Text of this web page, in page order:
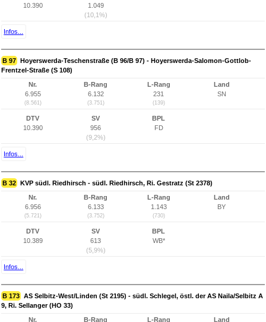
10.390
1.049
(10,1%)
Infos...
B 97 Hoyerswerda-Teschenstraße (B 96/B 97) - Hoyerswerda-Salomon-Gottlob-
Frentzel-Straße (S 108)
Nr.
6.955
(8.561)
B-Rang
6.132
(3.751)
L-Rang
231
(139)
Land
SN
DTV
10.390
SV
956
(9,2%)
BPL
FD
Infos...
B 32 KVP südl. Riedhirsch - südl. Riedhirsch, Ri. Gestratz (St 2378)
Nr.
6.956
(5.721)
B-Rang
6.133
(3.752)
L-Rang
1.143
(730)
Land
BY
DTV
10.389
SV
613
(5,9%)
BPL
WB*
Infos...
B 173 AS Selbitz-West/Linden (St 2195) - südl. Schlegel, östl. der AS Naila/Selbitz A
9, Ri. Sellanger (HO 33)
Nr.
B-Rang
L-Rang
Land